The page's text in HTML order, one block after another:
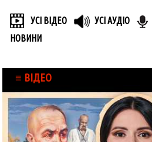
УСІ ВІДЕО УСІ АУДІО
НОВИНИ
≡ ВІДЕО